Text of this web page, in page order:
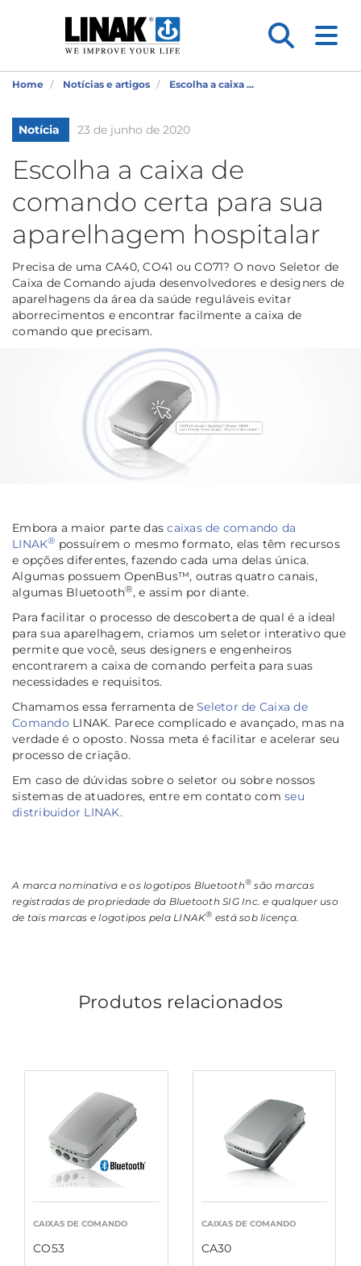
Home Notícias e artigos Escolha a caixa ...
Notícia 23 de junho de 2020
Escolha a caixa de
comando certa para sua
aparelhagem hospitalar
Precisa de uma CA40, CO41 ou CO71? O novo Seletor de
Caixa de Comando ajuda desenvolvedores e designers de
aparelhagens da área da saúde reguláveis evitar
aborrecimentos e encontrar facilmente a caixa de
comando que precisam.
Embora a maior parte dascaixas de comando da
LINAK® possuírem o mesmo formato, elas têm recursos
e opções diferentes, fazendo cada uma delas única.
Algumas possuem OpenBus™, outras quatro canais,
algumas Bluetooth®, e assim por diante.
Para facilitar o processo de descoberta de qual é a ideal
para sua aparelhagem, criamos um seletor interativo que
permite que você, seus designers e engenheiros
encontrarem a caixa de comando perfeita para suas
necessidades e requisitos.
Chamamos essa ferramenta de Seletor de Caixa de
Comando LINAK. Parece complicado e avançado, mas na
verdade é o oposto. Nossa meta é facilitar e acelerar seu
processo de criação.
Em caso de dúvidas sobre o seletor ou sobre nossos
sistemas de atuadores, entre em contato com seu
distribuidor LINAK.
A marca nominativa e os logotipos Bluetooth® são marcas
registradas de propriedade da Bluetooth SIG Inc. e qualquer uso
de tais marcas e logotipos pela LINAK® está sob licença.
Produtos relacionados
CAIXAS DE COMANDO
CO53
CAIXAS DE COMANDO
CA30